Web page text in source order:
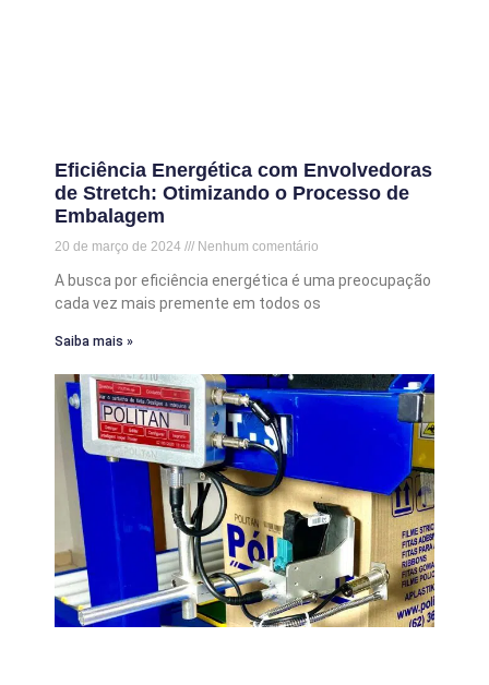
Eficiência Energética com Envolvedoras
de Stretch: Otimizando o Processo de
Embalagem
20 de março de 2024 Nenhum comentário
A busca por eficiência energética é uma preocupação
cada vez mais premente em todos os
Saiba mais »